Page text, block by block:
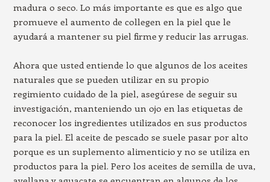
madura o seco. Lo más importante es que es algo que
promueve el aumento de collegen en la piel que le
ayudará a mantener su piel firme y reducir las arrugas.
Ahora que usted entiende lo que algunos de los aceites
naturales que se pueden utilizar en su propio
regimiento cuidado de la piel, asegúrese de seguir su
investigación, manteniendo un ojo en las etiquetas de
reconocer los ingredientes utilizados en sus productos
para la piel. El aceite de pescado se suele pasar por alto
porque es un suplemento alimenticio y no se utiliza en
productos para la piel. Pero los aceites de semilla de uva,